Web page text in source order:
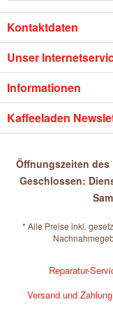
Kontaktdaten
Unser
Informationen
Kaffeeladen
Öffnungszeiten
Geschlossen:
* Alle Preise inkl.
Reparatur-
Versand und Zahlung